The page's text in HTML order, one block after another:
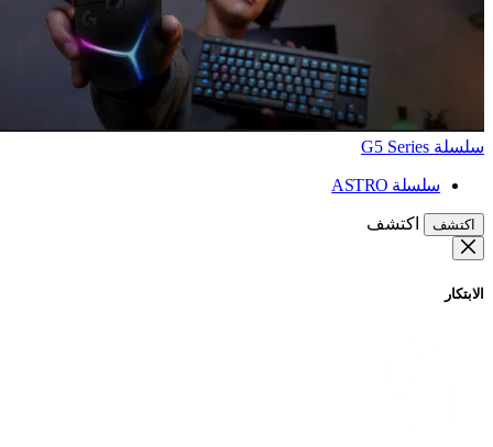
سلسلة G5 Series
سلسلة ASTRO
اكتشف اكتشف
الابتكار